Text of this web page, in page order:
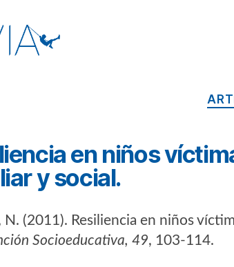
en niños
y social.
N. (2011). Resiliencia en niños
Socioeducativa, 49, 103-114.